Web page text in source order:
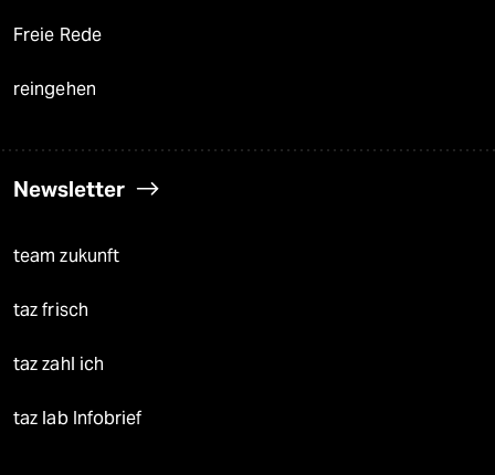
Freie Rede
reingehen
Newsletter
team zukunft
taz frisch
taz zahl ich
taz lab Infobrief